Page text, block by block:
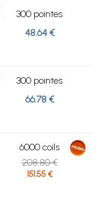
300 pointes
48.64 €
300 pointes
66.78 €
6000 coils
208.80 €
151.55 €